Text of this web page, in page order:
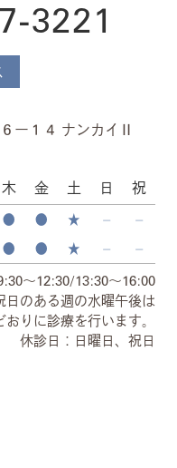
3221
ー１４ ナンカイⅡ
木 金 土 日 祝
● ● ★ ⏤ ⏤
● ● ★ ⏤ ⏤
～12:30/13:30～16:00
のある週の水曜午後は
おりに診療を行います。
休診日：日曜日、祝日